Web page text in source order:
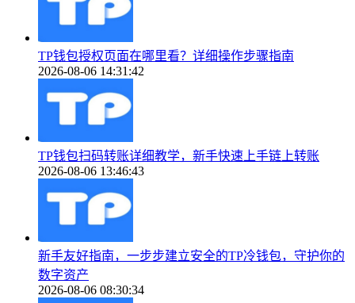
TP钱包授权页面在哪里看？详细操作步骤指南
2026-08-06 14:31:42
TP钱包扫码转账详细教学，新手快速上手链上转账
2026-08-06 13:46:43
新手友好指南，一步步建立安全的TP冷钱包，守护你的
数字资产
2026-08-06 08:30:34